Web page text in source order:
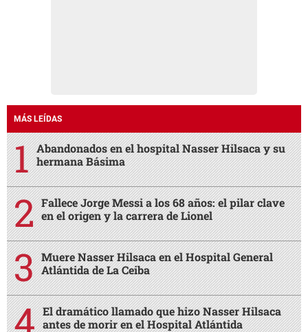
MÁS LEÍDAS
Abandonados en el hospital Nasser Hilsaca y su
hermana Básima
Fallece Jorge Messi a los 68 años: el pilar clave
en el origen y la carrera de Lionel
Muere Nasser Hilsaca en el Hospital General
Atlántida de La Ceiba
El dramático llamado que hizo Nasser Hilsaca
antes de morir en el Hospital Atlántida